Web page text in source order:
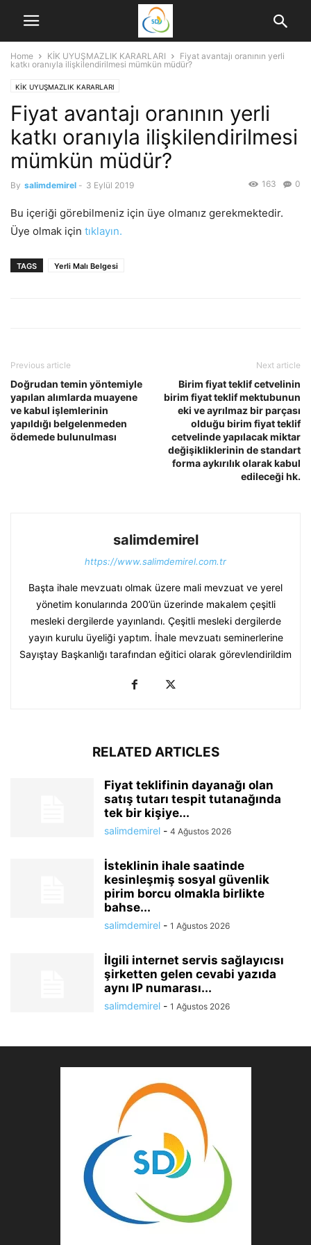
Home KİK UYUŞMAZLIK KARARLARI
Fiyat avantajı oranının yerli
katkı oranıyla ilişkilendirilmesi mümkün müdür?
KİK UYUŞMAZLIK KARARLARI
Fiyat avantajı oranının yerli
katkı oranıyla ilişkilendirilmesi
mümkün müdür?
By salimdemirel - 3 Eylül 2019 0
163
Bu içeriği görebilmeniz için üye olmanız gerekmektedir.
Üye olmak için tıklayın.
TAGS Yerli Malı Belgesi
Previous article
Doğrudan temin yöntemiyle
yapılan alımlarda muayene
ve kabul işlemlerinin
yapıldığı belgelenmeden
ödemede bulunulması
Next article
Birim fiyat teklif cetvelinin
birim fiyat teklif mektubunun
eki ve ayrılmaz bir parçası
olduğu birim fiyat teklif
cetvelinde yapılacak miktar
değişikliklerinin de standart
forma aykırılık olarak kabul
edileceği hk.
salimdemirel
https://www.salimdemirel.com.tr
Başta ihale mevzuatı olmak üzere mali mevzuat ve yerel
yönetim konularında 200’ün üzerinde makalem çeşitli
mesleki dergilerde yayınlandı. Çeşitli mesleki dergilerde
yayın kurulu üyeliği yaptım. İhale mevzuatı seminerlerine
Sayıştay Başkanlığı tarafından eğitici olarak görevlendirildim
RELATED ARTICLES
Fiyat teklifinin dayanağı olan
satış tutarı tespit tutanağında
tek bir kişiye...
salimdemirel - 4 Ağustos 2026
İsteklinin ihale saatinde
kesinleşmiş sosyal güvenlik
pirim borcu olmakla birlikte
bahse...
salimdemirel - 1 Ağustos 2026
İlgili internet servis sağlayıcısı
şirketten gelen cevabi yazıda
aynı IP numarası...
salimdemirel - 1 Ağustos 2026